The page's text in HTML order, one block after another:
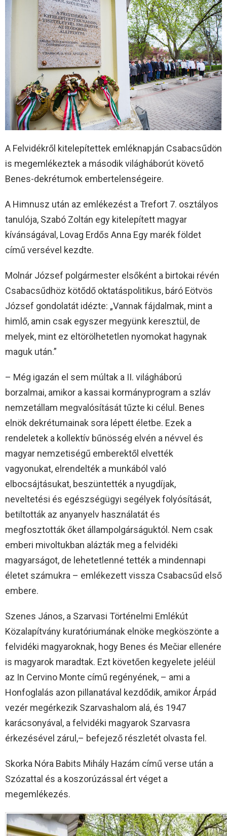
A Felvidékről kitelepítettek emléknapján Csabacsűdön
is megemlékeztek a második világháborút követő
Benes-dekrétumok embertelenségeire.
A Himnusz után az emlékezést a Trefort 7. osztályos
tanulója, Szabó Zoltán egy kitelepített magyar
kívánságával, Lovag Erdős Anna Egy marék földet
című versével kezdte.
Molnár József polgármester elsőként a birtokai révén
Csabacsűdhöz kötődő oktatáspolitikus, báró Eötvös
József gondolatát idézte: „Vannak fájdalmak, mint a
himlő, amin csak egyszer megyünk keresztül, de
melyek, mint ez eltörölhetetlen nyomokat hagynak
maguk után.”
– Még igazán el sem múltak a II. világháború
borzalmai, amikor a kassai kormányprogram a szláv
nemzetállam megvalósítását tűzte ki célul. Benes
elnök dekrétumainak sora lépett életbe. Ezek a
rendeletek a kollektív bűnösség elvén a névvel és
magyar nemzetiségű emberektől elvették
vagyonukat, elrendelték a munkából való
elbocsájtásukat, beszüntették a nyugdíjak,
neveltetési és egészségügyi segélyek folyósítását,
betiltották az anyanyelv használatát és
megfosztották őket állampolgárságuktól. Nem csak
emberi mivoltukban alázták meg a felvidéki
magyarságot, de lehetetlenné tették a mindennapi
életet számukra – emlékezett vissza Csabacsűd első
embere.
Szenes János, a Szarvasi Történelmi Emlékút
Közalapítvány kuratóriumának elnöke megköszönte a
felvidéki magyaroknak, hogy Benes és Mečiar ellenére
is magyarok maradtak. Ezt követően kegyelete jeléül
az In Cervino Monte című regényének, – ami a
Honfoglalás azon pillanatával kezdődik, amikor Árpád
vezér megérkezik Szarvashalom alá, és 1947
karácsonyával, a felvidéki magyarok Szarvasra
érkezésével zárul,– befejező részletét olvasta fel.
Skorka Nóra Babits Mihály Hazám című verse után a
Szózattal és a koszorúzással ért véget a
megemlékezés.